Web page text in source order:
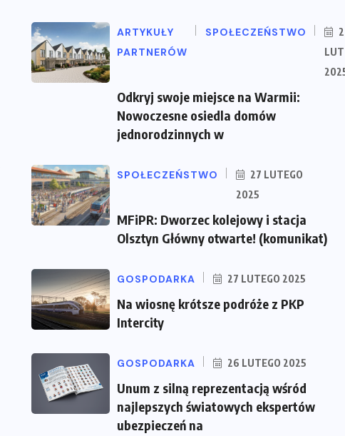
ARTYKUŁY
PARTNERÓW
SPOŁECZEŃSTWO
Odkryj swoje miejsce na Warmii:
Nowoczesne osiedla domów
jednorodzinnych w
SPOŁECZEŃSTWO
27 LUTEGO
2025
MFiPR: Dworzec kolejowy i stacja
Olsztyn Główny otwarte! (komunikat)
GOSPODARKA 27 LUTEGO 2025
Na wiosnę krótsze podróże z PKP
Intercity
GOSPODARKA 26 LUTEGO 2025
Unum z silną reprezentacją wśród
najlepszych światowych ekspertów
ubezpieczeń na